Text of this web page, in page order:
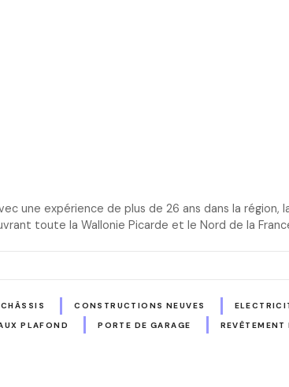
une expérience de plus de 26 ans dans la région,
toute la Wallonie Picarde et le Nord de la
CHÂSSIS CONSTRUCTIONS NEUVES
PLAFOND PORTE DE GARAGE
REVÊTEMENT